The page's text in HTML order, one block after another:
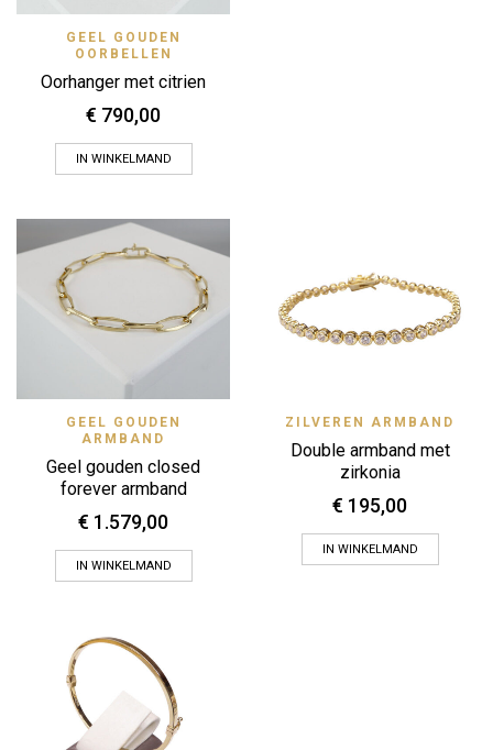
GEEL GOUDEN
OORBELLEN
Oorhanger met citrien
€ 790,00
IN WINKELMAND
GEEL GOUDEN
ARMBAND
Geel gouden closed
forever armband
€ 1.579,00
IN WINKELMAND
ZILVEREN ARMBAND
Double armband met
zirkonia
€ 195,00
IN WINKELMAND